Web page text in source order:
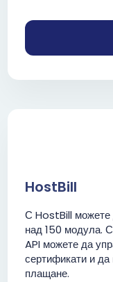
HostBill
С HostBill можете
над 150 модула.
API можете да
сертификати и да
плащане.